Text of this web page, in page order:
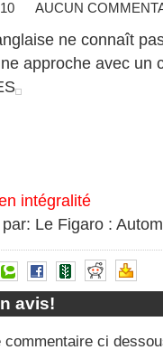
AUCUN
ne connaît
approche avec un
intégralité
Le Figaro :
avis!
commentaire ci